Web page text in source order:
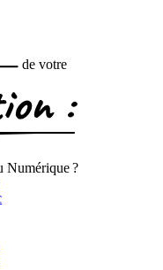
de votre
Numérique ?